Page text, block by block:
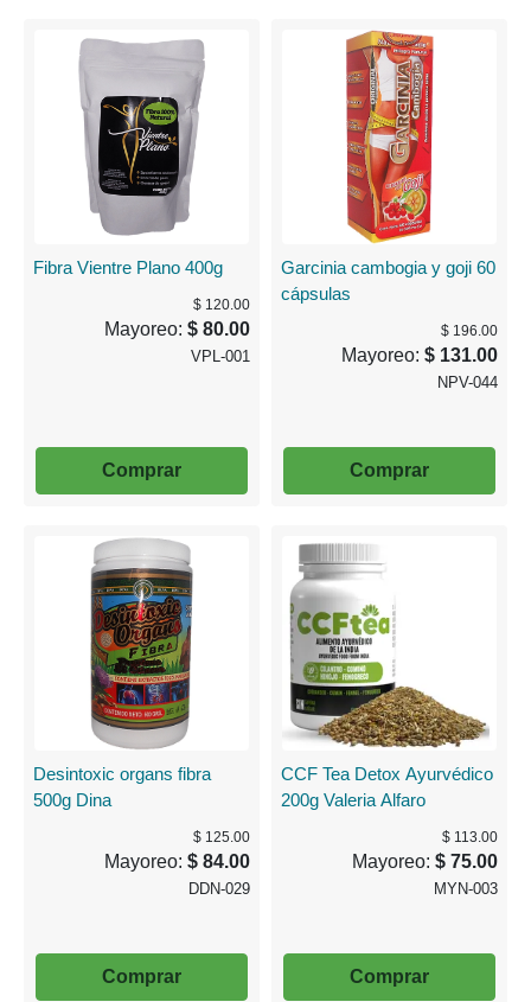
Fibra Vientre Plano 400g
$ 120.00
Mayoreo: $ 80.00
VPL-001
Comprar
Garcinia cambogia y goji 60
cápsulas
$ 196.00
Mayoreo: $ 131.00
NPV-044
Comprar
Desintoxic organs fibra
500g Dina
$ 125.00
Mayoreo: $ 84.00
DDN-029
Comprar
CCF Tea Detox Ayurvédico
200g Valeria Alfaro
$ 113.00
Mayoreo: $ 75.00
MYN-003
Comprar